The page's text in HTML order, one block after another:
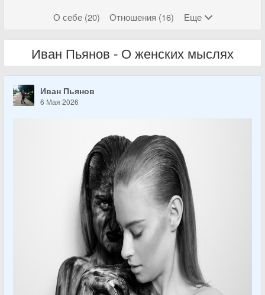
О себе (20)
Отношения (16) Еще
Иван Пьянов - О женских мыслях
Иван Пьянов
6 Мая 2026